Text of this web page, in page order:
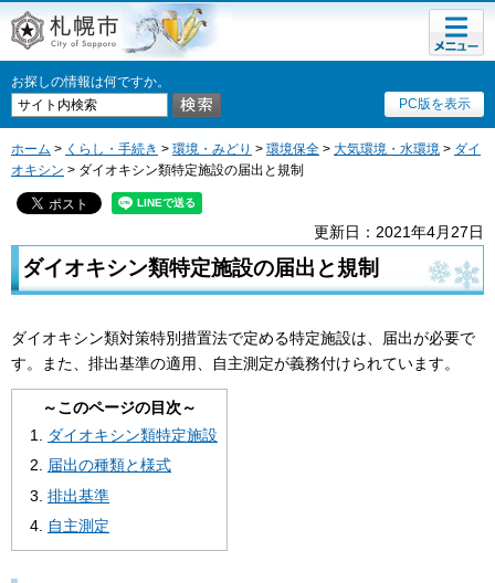
札幌市
お探しの情報は何ですか。
PC版を表示
メニュ
ー
ホーム > くらし・手続き > 環境・みどり > 環境保全 > 大気環境・水環境 > ダイ
オキシン > ダイオキシン類特定施設の届出と規制
更新日：2021年4月27日
ダイオキシン類特定施設の届出と規制
ダイオキシン類対策特別措置法で定める特定施設は、届出が必要で
す。また、排出基準の適用、自主測定が義務付けられています。
～このページの目次～
ダイオキシン類特定施設
届出の種類と様式
排出基準
自主測定